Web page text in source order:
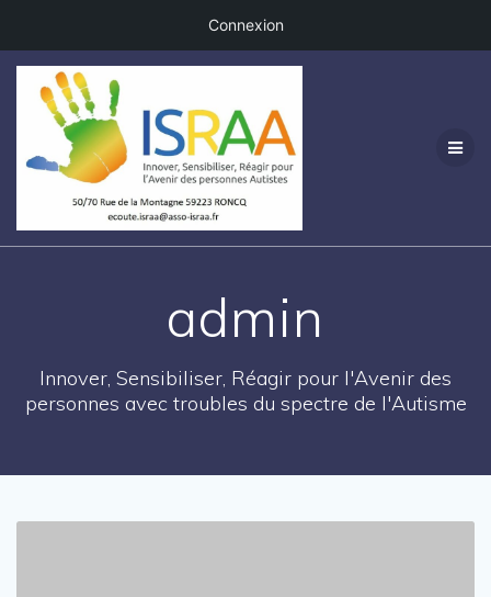
Connexion
Passer
contenu
admin
Innover, Sensibiliser, Réagir pour l'Avenir des
personnes avec troubles du spectre de l'Autisme